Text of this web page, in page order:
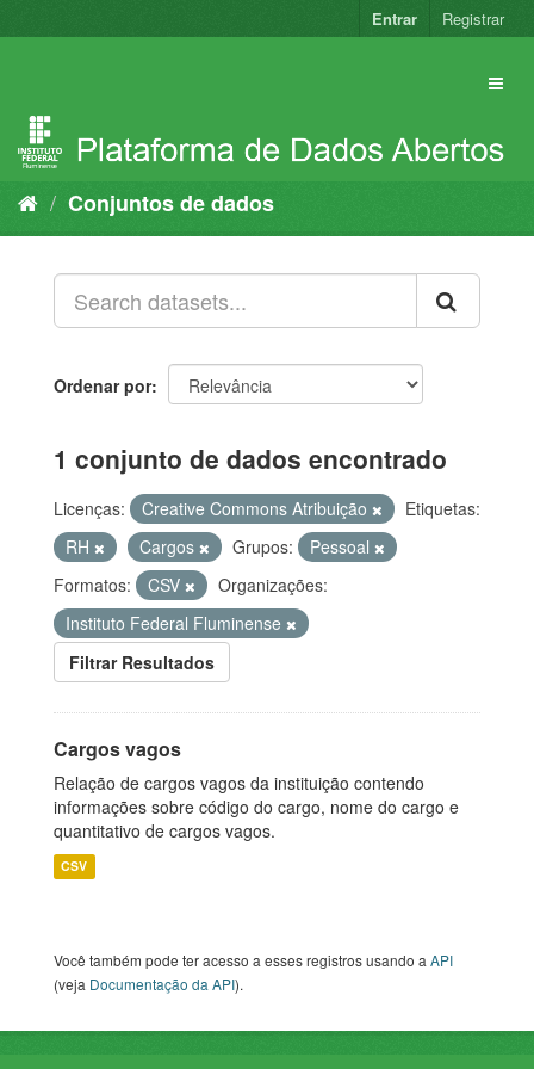
para
Entrar Registrar
Conjuntos de dados
Ordenar por
1 conjunto de dados encontrado
Licenças: Creative Commons Atribuição
Etiquetas:
RH
Cargos Grupos:
Pessoal
Formatos:
CSV
Organizações:
Instituto Federal Fluminense
Filtrar Resultados
Cargos vagos
Relação de cargos vagos da instituição contendo
informações sobre código do cargo, nome do cargo e
quantitativo de cargos vagos.
CSV
Você também pode ter acesso a esses registros usando aAPI
(veja Documentação da API).